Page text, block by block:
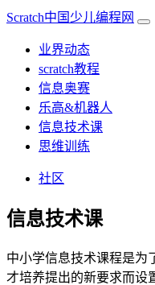
Scratch中国少儿编程网
业界动态
scratch教程
信息奥赛
乐高&机器人
信息技术课
思维训练
社区
信息技术课
中小学信息技术课程是为
才培养提出的新要求而设